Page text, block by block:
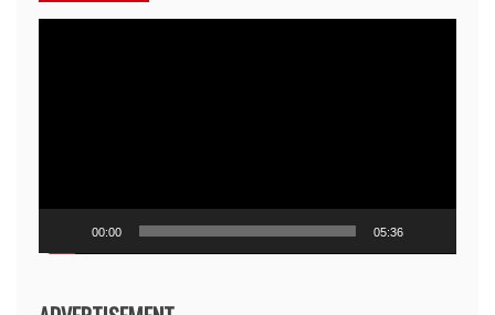
00:00 05:36